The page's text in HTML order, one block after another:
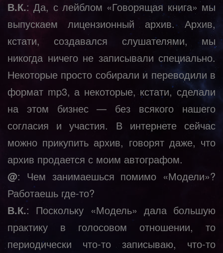
В.К.: Да, с лейблом «Говорящая книга» мы
выпускаем лицензионный архив. Архив,
кстати, создавался слушателями, мы
никогда ничего не записывали специально.
Некоторые просто собирали и переводили в
формат mp3, а некоторые, кстати, сделали
на этом бизнес — без всякого нашего
согласия и участия. В интернете сейчас
можно прикупить архив, говорят даже, что
архив продается с моим автографом.
@: Чем занимаешься помимо «Модели»?
Работаешь где-то?
В.К.: Поскольку «Модель» дала большую
практику в голосовом отношении, то
периодически что-то записываю, что-то